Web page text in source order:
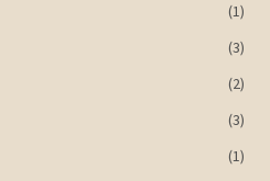
(1)
(3)
(2)
(3)
(1)